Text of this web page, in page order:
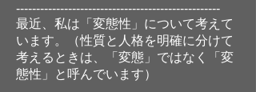
---------------------------------------------------
最近、私は「変態性」について考えて
います。（性質と人格を明確に分けて
考えるときは、「変態」ではなく「変
態性」と呼んでいます）